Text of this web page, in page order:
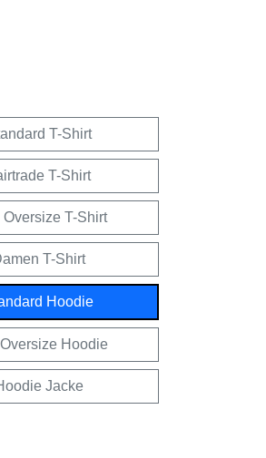
T-Shirt
T-Shirt
Oversize T-Shirt
T-Shirt
Hoodie
Hoodie
Jacke